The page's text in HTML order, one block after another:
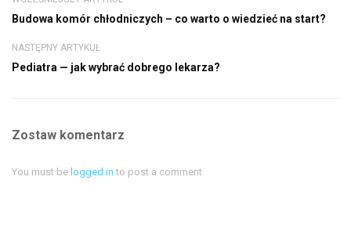
Budowa komór chłodniczych – co warto o wiedzieć na start?
NASTĘPNY ARTYKUŁ
Pediatra — jak wybrać dobrego lekarza?
Zostaw komentarz
You must be logged in to post a comment.